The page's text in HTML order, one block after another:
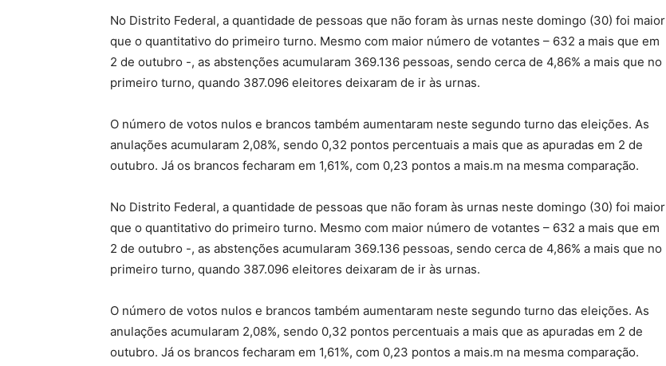
No Distrito Federal, a quantidade de pessoas que não foram às urnas neste domingo (30) foi maior
que o quantitativo do primeiro turno. Mesmo com maior número de votantes – 632 a mais que em
2 de outubro -, as abstenções acumularam 369.136 pessoas, sendo cerca de 4,86% a mais que no
primeiro turno, quando 387.096 eleitores deixaram de ir às urnas.
O número de votos nulos e brancos também aumentaram neste segundo turno das eleições. As
anulações acumularam 2,08%, sendo 0,32 pontos percentuais a mais que as apuradas em 2 de
outubro. Já os brancos fecharam em 1,61%, com 0,23 pontos a mais.m na mesma comparação.
No Distrito Federal, a quantidade de pessoas que não foram às urnas neste domingo (30) foi maior
que o quantitativo do primeiro turno. Mesmo com maior número de votantes – 632 a mais que em
2 de outubro -, as abstenções acumularam 369.136 pessoas, sendo cerca de 4,86% a mais que no
primeiro turno, quando 387.096 eleitores deixaram de ir às urnas.
O número de votos nulos e brancos também aumentaram neste segundo turno das eleições. As
anulações acumularam 2,08%, sendo 0,32 pontos percentuais a mais que as apuradas em 2 de
outubro. Já os brancos fecharam em 1,61%, com 0,23 pontos a mais.m na mesma comparação.